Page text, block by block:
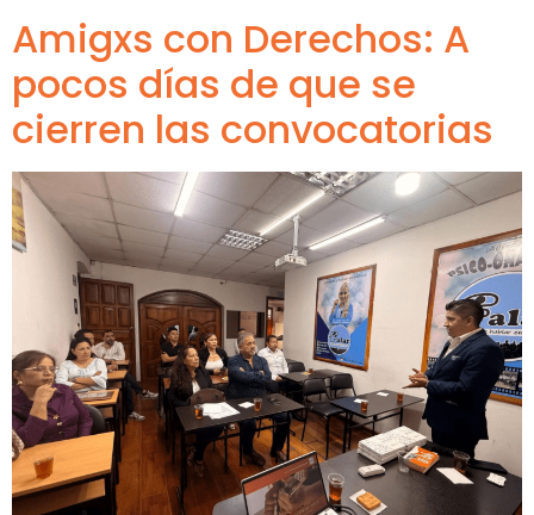
Amigxs con Derechos: A
pocos días de que se
cierren las convocatorias